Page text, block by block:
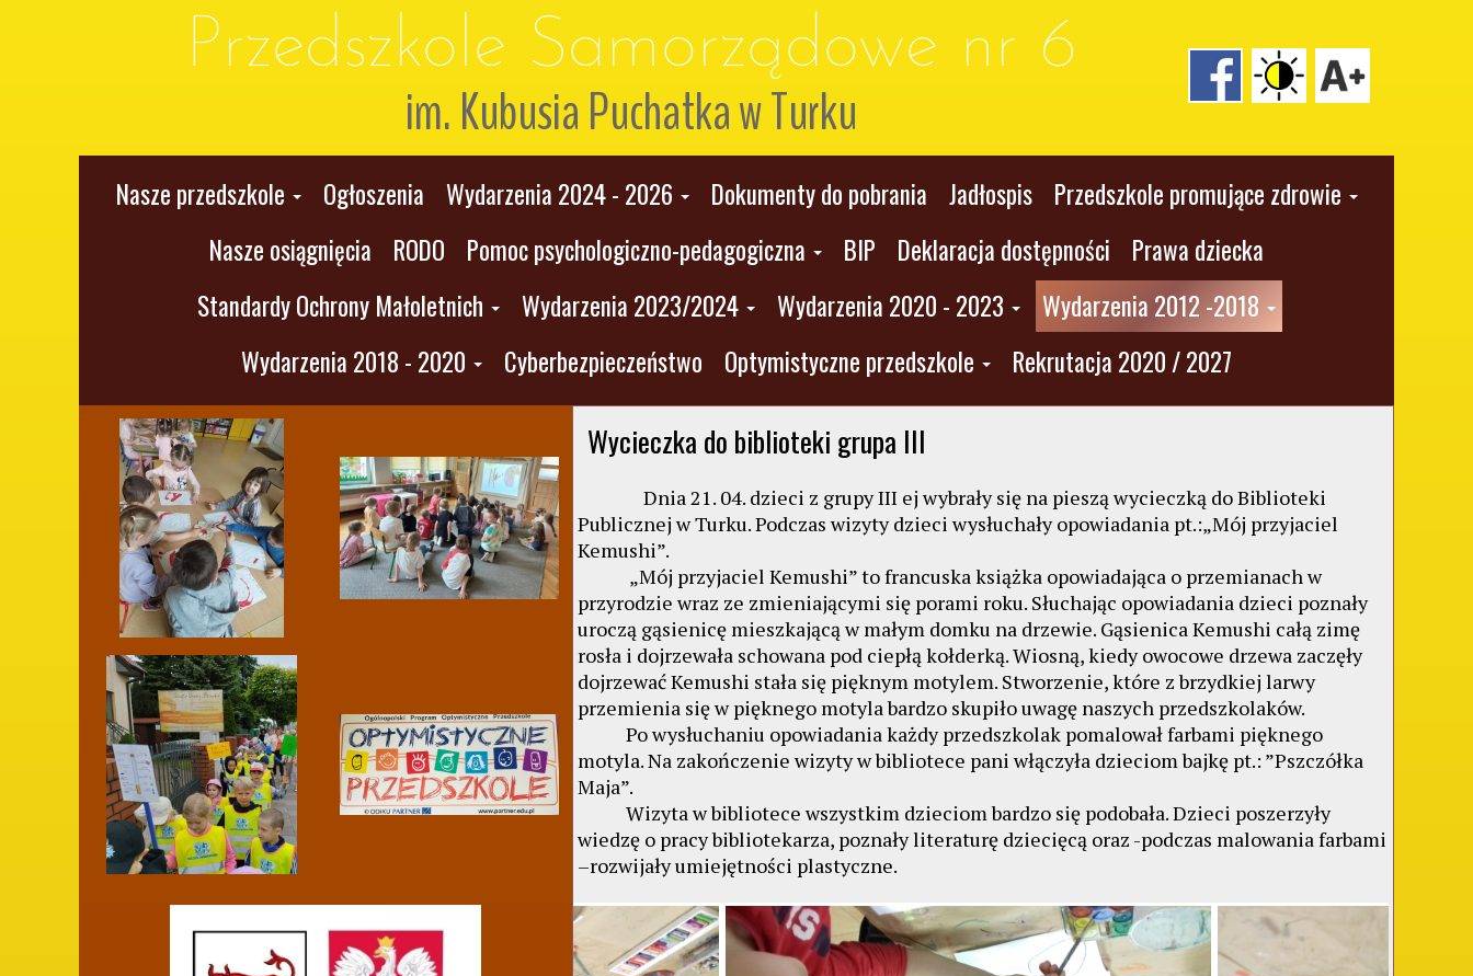
Przedszkole Samorządowe nr 6
im. Kubusia Puchatka w Turku
Nasze przedszkole Ogłoszenia Wydarzenia 2024 - 2026 Dokumenty do pobrania Jadłospis
Przedszkole promujące zdrowie
Nasze osiągnięcia
RODO Pomoc psychologiczno-pedagogiczna BIP Deklaracja dostępności
Prawa dziecka
Standardy Ochrony Małoletnich
Wydarzenia 2023/2024 Wydarzenia 2020 - 2023
Wydarzenia 2012 -2018
Wydarzenia 2018 - 2020
Cyberbezpieczeństwo Optymistyczne przedszkole Rekrutacja 2020 / 2027
Wycieczka do biblioteki grupa III
Dnia 21. 04. dzieci z grupy III ej wybrały się na pieszą wycieczką do Biblioteki
Publicznej w Turku. Podczas wizyty dzieci wysłuchały opowiadania pt.:„Mój przyjaciel
Kemushi”.
„Mój przyjaciel Kemushi” to francuska książka opowiadająca o przemianach w
przyrodzie wraz ze zmieniającymi się porami roku. Słuchając opowiadania dzieci poznały
uroczą gąsienicę mieszkającą w małym domku na drzewie. Gąsienica Kemushi całą zimę
rosła i dojrzewała schowana pod ciepłą kołderką. Wiosną, kiedy owocowe drzewa zaczęły
dojrzewać Kemushi stała się pięknym motylem. Stworzenie, które z brzydkiej larwy
przemienia się w pięknego motyla bardzo skupiło uwagę naszych przedszkolaków.
Po wysłuchaniu opowiadania każdy przedszkolak pomalował farbami pięknego
motyla. Na zakończenie wizyty w bibliotece pani włączyła dzieciom bajkę pt.: ”Pszczółka
Maja”.
Wizyta w bibliotece wszystkim dzieciom bardzo się podobała. Dzieci poszerzyły
wiedzę o pracy bibliotekarza, poznały literaturę dziecięcą oraz -podczas malowania farbami
–rozwijały umiejętności plastyczne.